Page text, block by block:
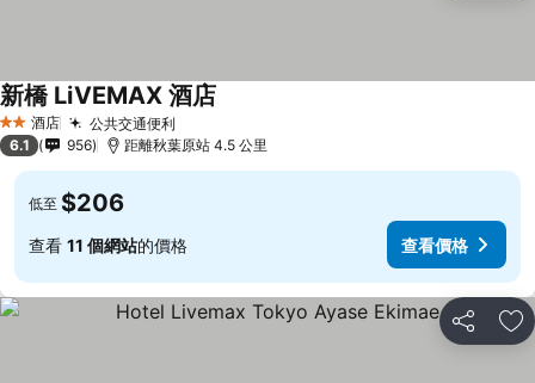
2 星級酒店 公共交通便利
新橋 LiVEMAX 酒店
6.1 956 距離秋葉原站 4.5 公里
低至 $206
查看 11 個網站的價格 查看價格
分享 放